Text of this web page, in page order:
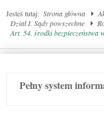
Jesteś tutaj: Strona główna
Dział I. Sądy powszechne
Art. 54. środki bezpieczeństwa
Pełny system